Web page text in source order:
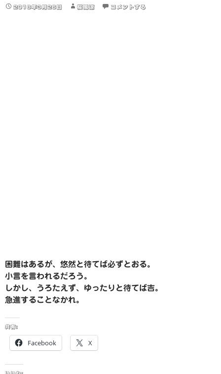
2018年3月26日 桜風涼 コメントする
困難はあるが、悠然と待てば必ずとおる。
小言を言われるだろう。
しかし、うろたえず、ゆったりと待てば吉。
急進することなかれ。
共有:
Facebook X